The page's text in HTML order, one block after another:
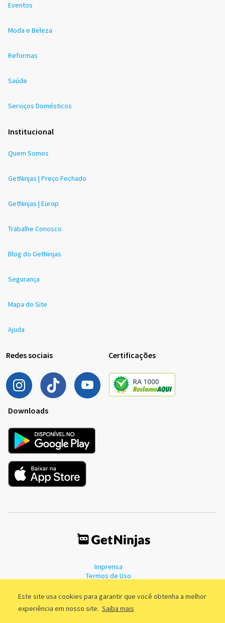
Este site usa cookies para garantir que você obtenha a melhor
experiência em nosso site. Saiba mais
Eventos
Moda e Beleza
Reformas
Saúde
Serviços Domésticos
Institucional
Quem Somos
GetNinjas | Preço Fechado
GetNinjas | Europ
Trabalhe Conosco
Blog do GetNinjas
Segurança
Mapa do Site
Ajuda
Redes sociais Certificações
Downloads
Imprensa
Termos de Uso